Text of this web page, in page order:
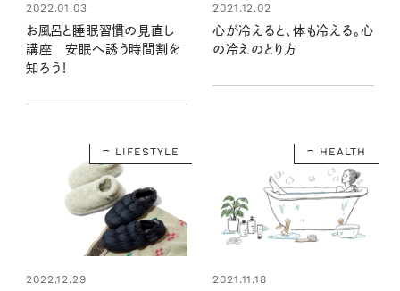
2022.01.03
お風呂と睡眠習慣の見直し
講座 安眠へ誘う時間割を
知ろう！
2021.12.02
心が冷えると、体も冷える。心
の冷えのとり方
LIFESTYLE
2022.12.29
HEALTH
2021.11.18